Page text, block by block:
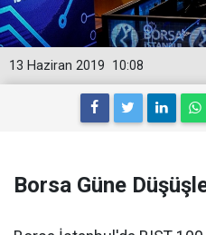
10:08
13 Haziran 2019
Borsa Güne